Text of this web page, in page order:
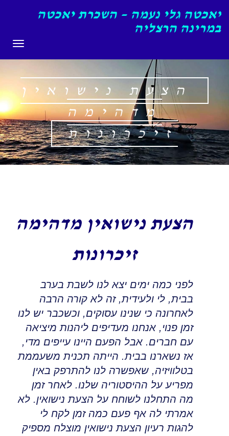
יאכטה גלי נעמה – השכרת יאכטה
במרינה הרצליה
הצעת נישואין
מדהימה
זיכרונות
הצעת נישואין מדהימה
זיכרונות
לפני כמה ימים יצא לנו לשבת בערב
בבית, לי ולעידית, זה לא קורה הרבה
לאחרונה כי שנינו עסוקים, וכשכבר יש לנו
זמן פנוי, אנחנו מעדיפים ליהנות מיציאה
עם חברים. אבל הפעם היינו עייפים מדי,
אז נשארנו בבית. הייתה תכנית משעממת
בטלוויזיה, שאפשרה לנו להתרפק באין
מפריע על ההיסטוריה שלנו. לאחר זמן
מה התחלנו לשוחח על הצעת נישואין. לא
אמרתי לה אף פעם כמה זמן לקח לי
להגות רעיון הצעת נישואין מוצלח מספיק